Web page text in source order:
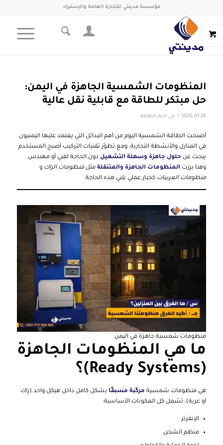
مؤسسة مدينتي للتجارة العامة والإستيراد
المنظومات الشمسية الجاهزة في اليمن:
حل مبتكر للطاقة مع قابلية نقل عالية
2026-01-28
/ في اخبار الطاقة
أصبحت الطاقة الشمسية اليوم من أهم البدائل التي يعتمد عليها اليمنيون
في المنازل والأنشطة التجارية، ومع تطوّر تقنيات التركيب أصبح المستخدم
يبحث عن حلول جاهزة وسهلة التشغيل دون الحاجة لفني أو مهندس.
وهنا برزت المنظومات الجاهزة والمتنقلةمثلمنظومات الراك و
منظومات العربيات كخيار عملي يلبي هذه الحاجة.
منظومات شمسية جاهزة في اليمن
ما هي المنظومات الجاهزة
(Ready Systems)؟
هي منظومات شمسية مركّبة مسبقًا بشكل كامل داخل هيكل واحد (راك
أو عربة)، تشمل كل المكونات الأساسية:
الإنفرتر
منظم الشحن